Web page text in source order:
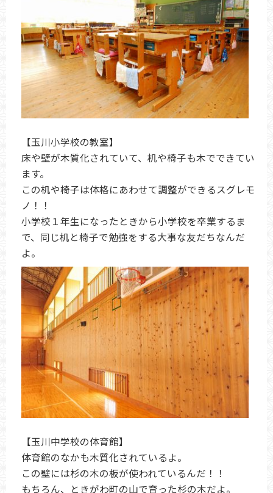
【玉川小学校の教室】
床や壁が木質化されていて、机や椅子も木でできてい
ます。
この机や椅子は体格にあわせて調整ができるスグレモ
ノ！！
小学校１年生になったときから小学校を卒業するま
で、同じ机と椅子で勉強をする大事な友だちなんだ
よ。
【玉川中学校の体育館】
体育館のなかも木質化されているよ。
この壁には杉の木の板が使われているんだ！！
もちろん、ときがわ町の山で育った杉の木だよ。